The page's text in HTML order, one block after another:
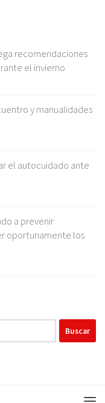
recomendaciones
el invierno
y manualidades
el autocuidado ante
a prevenir
oportunamente los